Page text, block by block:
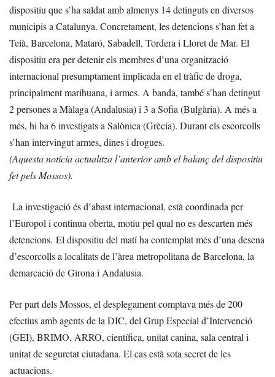
dispositiu que s’ha saldat amb almenys 14 detinguts en diversos
municipis a Catalunya. Concretament, les detencions s’han fet a
Teià, Barcelona, Mataró, Sabadell, Tordera i Lloret de Mar. El
dispositiu era per detenir els membres d’una organització
internacional presumptament implicada en el tràfic de droga,
principalment marihuana, i armes. A banda, també s’han detingut
2 persones a Màlaga (Andalusia) i 3 a Sofia (Bulgària). A més a
més, hi ha 6 investigats a Salònica (Grècia). Durant els escorcolls
s’han intervingut armes, dines i drogues.
(Aquesta notícia actualitza l’anterior amb el balanç del dispositiu
fet pels Mossos).
La investigació és d’abast internacional, està coordinada per
l’Europol i continua oberta, motiu pel qual no es descarten més
detencions. El dispositiu del matí ha contemplat més d’una desena
d’escorcolls a localitats de l’àrea metropolitana de Barcelona, la
demarcació de Girona i Andalusia.
Per part dels Mossos, el desplegament comptava més de 200
efectius amb agents de la DIC, del Grup Especial d’Intervenció
(GEI), BRIMO, ARRO, científica, unitat canina, sala central i
unitat de seguretat ciutadana. El cas està sota secret de les
actuacions.